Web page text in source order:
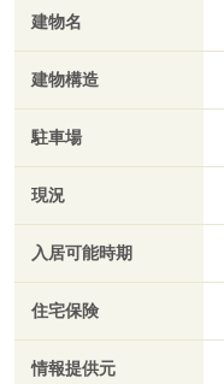
建物名
建物構造
駐車場
現況
入居可能時期
住宅保険
情報提供元